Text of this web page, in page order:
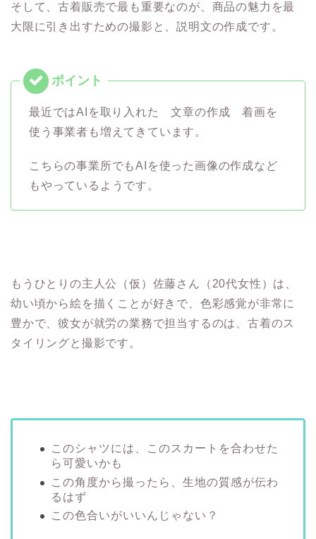
そして、古着販売で最も重要なのが、商品の魅力を最
大限に引き出すための撮影と、説明文の作成です。
最近ではAIを取り入れた 文章の作成 着画を
使う事業者も増えてきています。
こちらの事業所でもAIを使った画像の作成など
もやっているようです。
もうひとりの主人公（仮）佐藤さん（20代女性）は、
幼い頃から絵を描くことが好きで、色彩感覚が非常に
豊かで、彼女が就労の業務で担当するのは、古着のス
タイリングと撮影です。
このシャツには、このスカートを合わせた
ら可愛いかも
この角度から撮ったら、生地の質感が伝わ
るはず
この色合いがいいんじゃない？